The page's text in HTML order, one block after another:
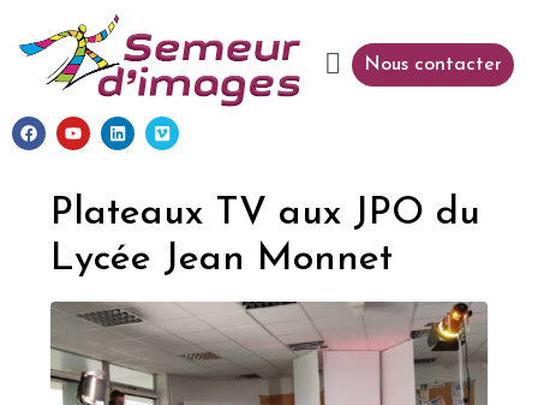
Nous contacter
Plateaux TV aux JPO du
Lycée Jean Monnet